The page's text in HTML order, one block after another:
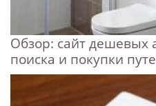
Обзор: сайт дешевых
поиска и покупки